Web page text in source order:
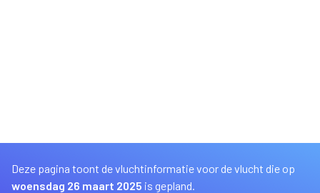
Deze pagina toont de vluchtinformatie voor de vlucht die op
woensdag 26 maart 2025 is gepland.